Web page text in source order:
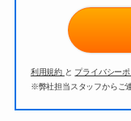
利用規約 と プライバシー
※弊社担当スタッフからご